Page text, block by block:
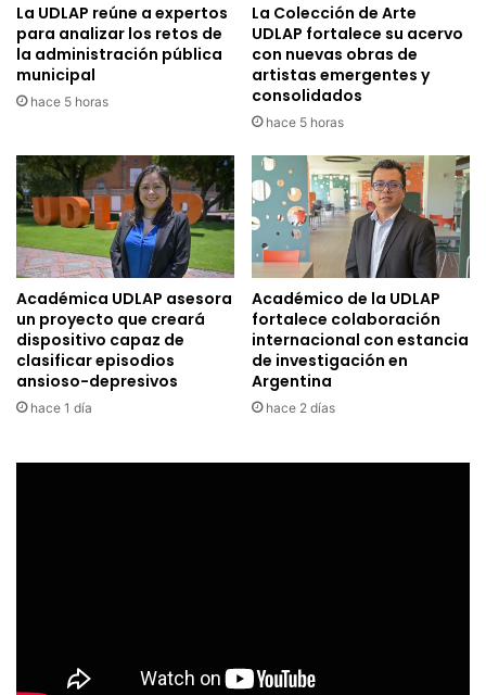
La UDLAP reúne a expertos
para analizar los retos de
la administración pública
municipal
hace 5 horas
La Colección de Arte
UDLAP fortalece su acervo
con nuevas obras de
artistas emergentes y
consolidados
hace 5 horas
Académica UDLAP asesora
un proyecto que creará
dispositivo capaz de
clasificar episodios
ansioso-depresivos
hace 1 día
Académico de la UDLAP
fortalece colaboración
internacional con estancia
de investigación en
Argentina
hace 2 días